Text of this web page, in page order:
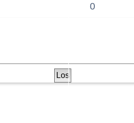
0